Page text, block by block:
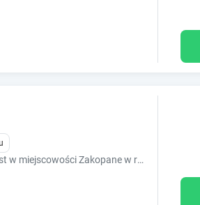
Obiekt Zakopiańskie Zacisze położony jest w miejscowości Zakopane w regionie małopolskie i oferuje bezpłatne Wi-Fi, sprzęt do grillowania, ogr?